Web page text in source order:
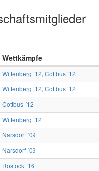
Wettkämpfe
Wittenberg ´12, Cottbus ´12
Wittenberg ´12, Cottbus ´12
Cottbus ´12
Wittenberg ´12
Narsdorf ´09
Narsdorf ´09
Rostock ´16